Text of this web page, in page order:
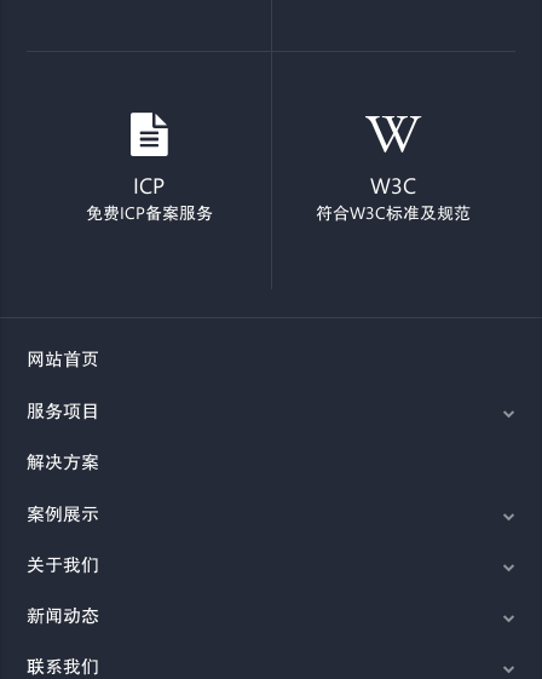
ICP
免费ICP备案服务
W3C
符合W3C标准及规范
网站首页
服务项目
解决方案
案例展示
关于我们
新闻动态
联系我们